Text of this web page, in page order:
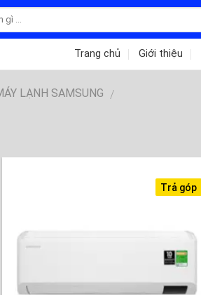
Trang chủ Giới thiệu
LẠNH SAMSUNG /
Trả góp